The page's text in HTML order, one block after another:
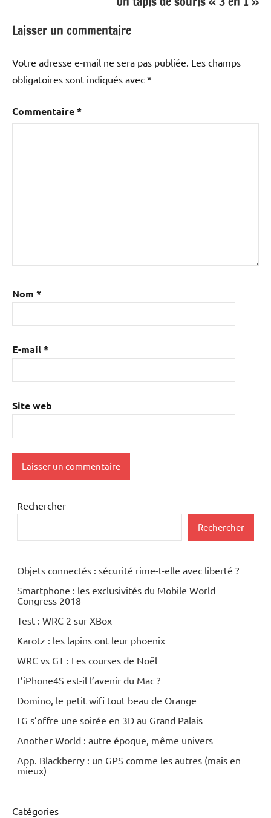
Laisser un commentaire
Votre adresse e-mail ne sera pas publiée. Les champs
obligatoires sont indiqués avec *
Commentaire*
Nom *
E-mail*
Site web
Rechercher
Rechercher
Objets connectés : sécurité rime-t-elle avec liberté ?
Smartphone : les exclusivités du Mobile World
Congress 2018
Test : WRC 2 sur XBox
Karotz : les lapins ont leur phoenix
WRC vs GT : Les courses de Noël
L’iPhone4S est-il l’avenir du Mac ?
Domino, le petit wifi tout beau de Orange
LG s’offre une soirée en 3D au Grand Palais
Another World : autre époque, même univers
App. Blackberry : un GPS comme les autres (mais en
mieux)
Catégories